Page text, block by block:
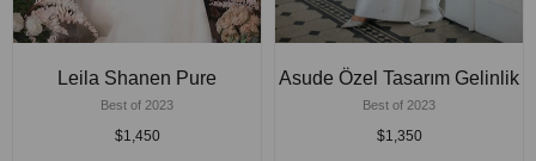
Leila Shanen Pure
Best of 2023
$1,450
Asude Özel Tasarım Gelinlik
Best of 2023
$1,350